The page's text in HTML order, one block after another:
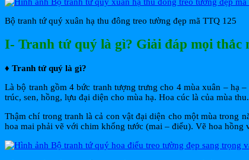
Bộ tranh tứ quý xuân hạ thu đông treo tường đẹp mã TTQ 125
I- Tranh tứ quý là gì? Giải đáp mọi thắc
♦ Tranh tứ quý là gì?
Là bộ tranh gồm 4 bức tranh tượng trưng cho 4 mùa xuân – hạ
trúc, sen, hồng, lựu đại diện cho mùa hạ. Hoa cúc là của mùa
Thậm chí trong tranh là cả con vật đại diện cho một mùa
hoa mai phải vẽ với chim khổng tước (mai – điểu). Vẽ hoa